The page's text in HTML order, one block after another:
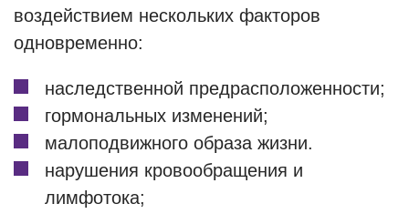
воздействием нескольких факторов
одновременно:
наследственной предрасположенности;
гормональных изменений;
малоподвижного образа жизни.
нарушения кровообращения и
лимфотока;